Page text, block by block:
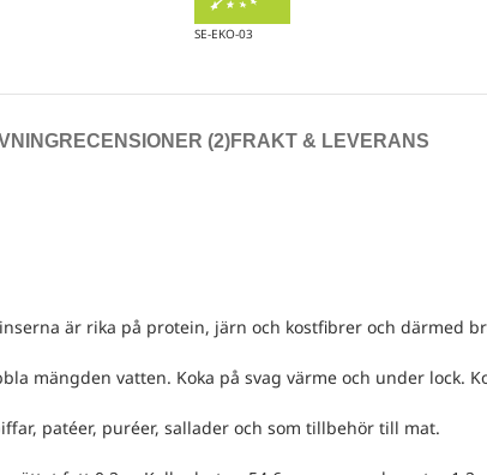
SE-EKO-03
RECENSIONER (2)FRAKT & LEVERANS
är rika på protein, järn och kostfibrer och därmed
mängden vatten. Koka på svag värme och under lock.
patéer, puréer, sallader och som tillbehör till mat.